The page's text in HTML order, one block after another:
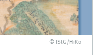
© IStG/HiKo